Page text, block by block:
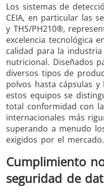
THS Production
4.0
Los sistemas de
CEIA, en particular las
y THS/PH210®,
excelencia tecnológica
calidad para la
nutricional. Diseñados
diversos tipos de
polvos hasta cápsulas
estos equipos se
total conformidad con
internacionales más
superando a menudo
exigidos por el mercado.
Cumplimiento
seguridad de